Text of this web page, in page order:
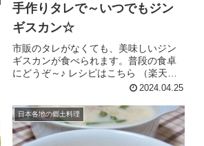
手作りタレで～いつでもジン
ギスカン☆
市販のタレがなくても、美味しいジン
ギスカンが食べられます。普段の食卓
にどうぞ～♪ レシピはこちら （楽天レ
シピ） 約15分 300円前後 材料生ラム肉
ん●おろし玉ねぎ●おろししょうが(チュ
ーブでも可)●は...
2024.04.25
日本各地の郷土料理